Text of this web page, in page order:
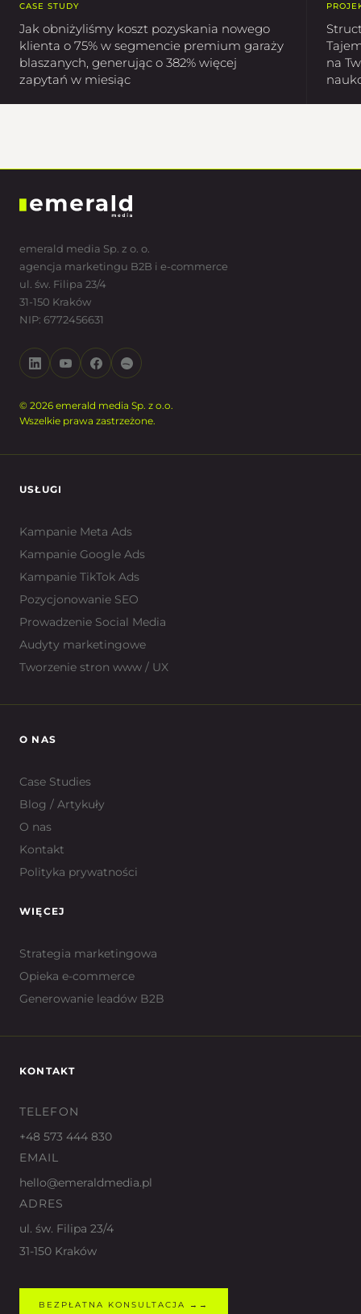
CASE STUDY
Jak obniżyliśmy koszt pozyskania nowego
klienta o 75% w segmencie premium garaży
blaszanych, generując o 382% więcej
zapytań w miesiąc
na
emerald media Sp. z o. o.
agencja marketingu B2B i e-commerce
ul. św. Filipa 23/4
31-150 Kraków
NIP: 6772456631
© 2026 emerald media Sp. z o.o.
Wszelkie prawa zastrzeżone.
USŁUGI
Kampanie Meta Ads
Kampanie Google Ads
Kampanie TikTok Ads
Pozycjonowanie SEO
Prowadzenie Social Media
Audyty marketingowe
Tworzenie stron www / UX
O NAS
Case Studies
Blog / Artykuły
O nas
Kontakt
Polityka prywatności
WIĘCEJ
Strategia marketingowa
Opieka e-commerce
Generowanie leadów B2B
KONTAKT
TELEFON
+48 573 444 830
EMAIL
hello@emeraldmedia.pl
ADRES
ul. św. Filipa 23/4
31-150 Kraków
BEZPŁATNA KONSULTACJA →